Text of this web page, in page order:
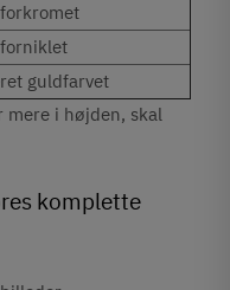
guldfarvet
mere i højden, skal
komplette